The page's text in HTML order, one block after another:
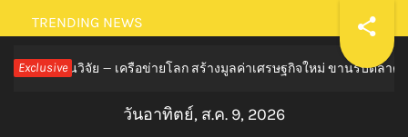
Skip
to
content
TRENDING NEWS
Exclusive
นวิจัย – เครือข่ายโลก สร้างมูลค่าเศรษฐกิจใหม่ ขานรับตลาดโภชนาก
วันอาทิตย์, ส.ค. 9, 2026